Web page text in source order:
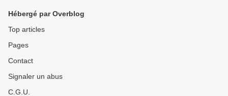
Hébergé par Overblog
Top articles
Pages
Contact
Signaler un abus
C.G.U.